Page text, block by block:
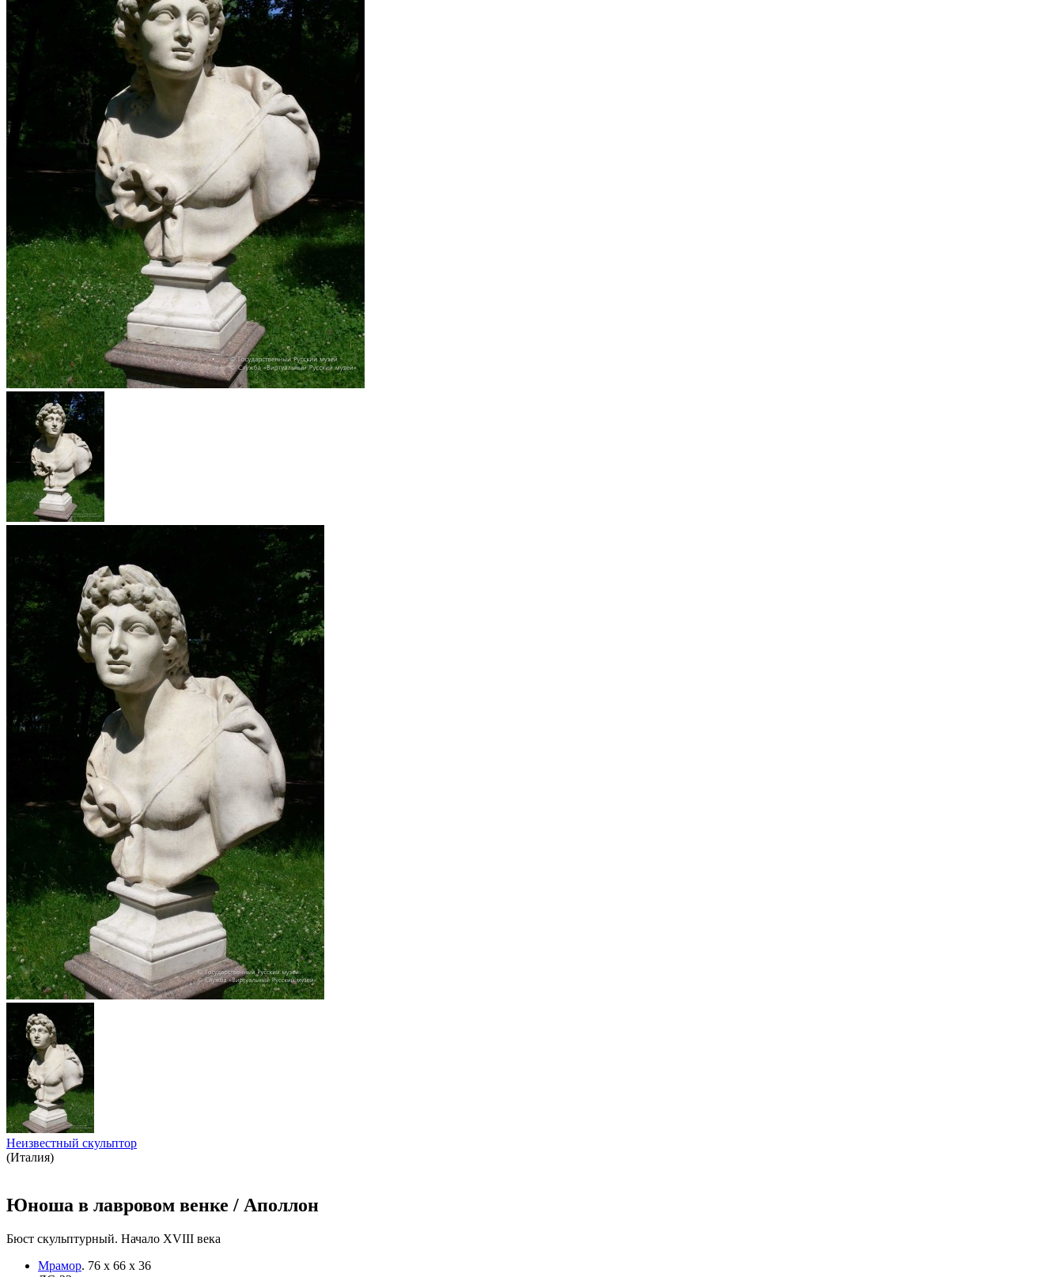
Неизвестный скульптор
(Италия)
Юноша в лавровом венке / Аполлон
Бюст скульптурный. Начало XVIII века
Мрамор. 76 х 66 х 36